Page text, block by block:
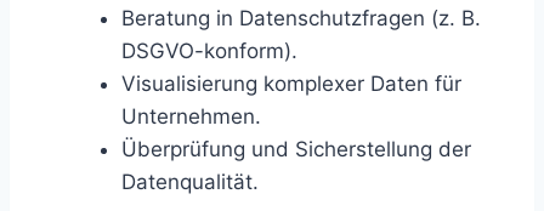
Beratung in Datenschutzfragen (z. B.
DSGVO-konform).
Visualisierung komplexer Daten für
Unternehmen.
Überprüfung und Sicherstellung der
Datenqualität.